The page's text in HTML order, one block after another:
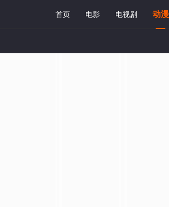
首页 电影 电视剧 动漫